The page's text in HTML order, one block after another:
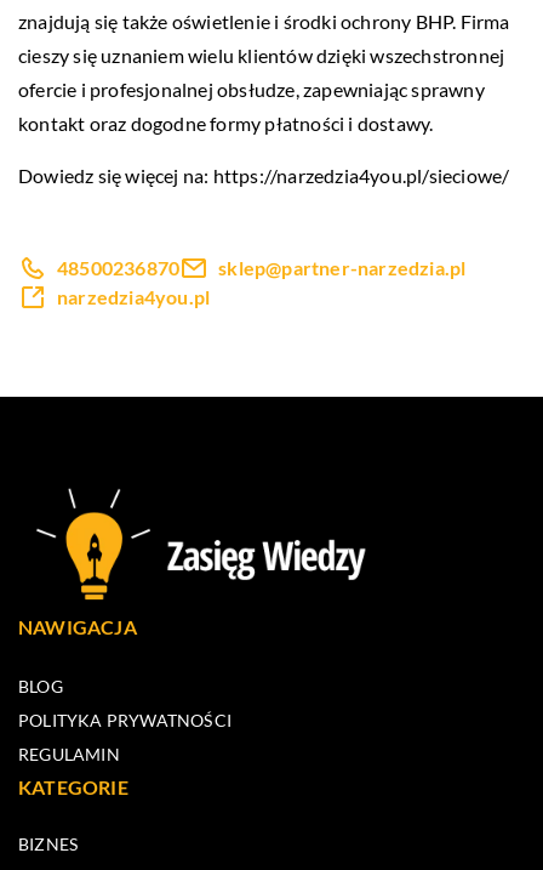
znajdują się także oświetlenie i środki ochrony BHP. Firma
cieszy się uznaniem wielu klientów dzięki wszechstronnej
ofercie i profesjonalnej obsłudze, zapewniając sprawny
kontakt oraz dogodne formy płatności i dostawy.
Dowiedz się więcej na: https://narzedzia4you.pl/sieciowe/
48500236870
sklep@partner-narzedzia.pl
narzedzia4you.pl
NAWIGACJA
BLOG
POLITYKA PRYWATNOŚCI
REGULAMIN
KATEGORIE
BIZNES